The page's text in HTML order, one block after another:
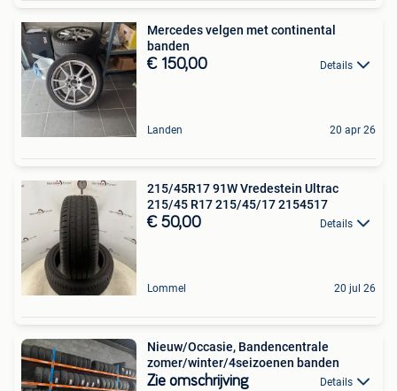
Mercedes velgen met continental
banden
€ 150,00 Details
Landen 20 apr 26
215/45R17 91W Vredestein Ultrac
215/45 R17 215/45/17 2154517
€ 50,00 Details
Lommel 20 jul 26
Nieuw/Occasie, Bandencentrale
zomer/winter/4seizoenen banden
Zie omschrijving Details